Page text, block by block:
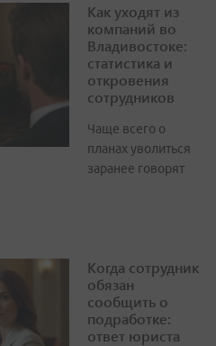
Как уходят из
компаний во
Владивостоке:
статистика и
откровения
сотрудников
Чаще всего о
планах уволиться
заранее говорят
Когда сотрудник
обязан
сообщить о
подработке:
ответ юриста